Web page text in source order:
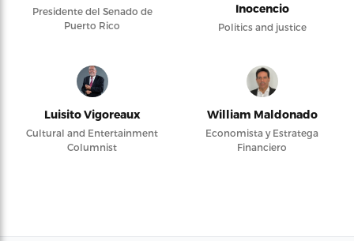
Presidente del Senado de
Puerto Rico
Inocencio
Politics and justice
Luisito Vigoreaux
Cultural and Entertainment
Columnist
William Maldonado
Economista y Estratega
Financiero